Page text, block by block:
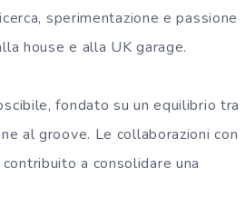
sperimentazione e passione
house e alla UK garage.
fondato su un equilibrio tra
al groove. Le collaborazioni con
a consolidare una